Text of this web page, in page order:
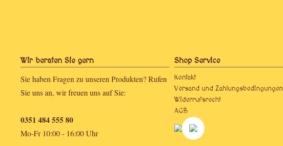
Wir beraten Sie gern
Sie haben Fragen zu unseren Produkten? Rufen
Sie uns an, wir freuen uns auf Sie:
0351 484 555 80
Mo-Fr 10:00 - 16:00 Uhr
Shop Service
Kontakt
Versand und Zahlungsbedingungen
Widerrufsrecht
AGB